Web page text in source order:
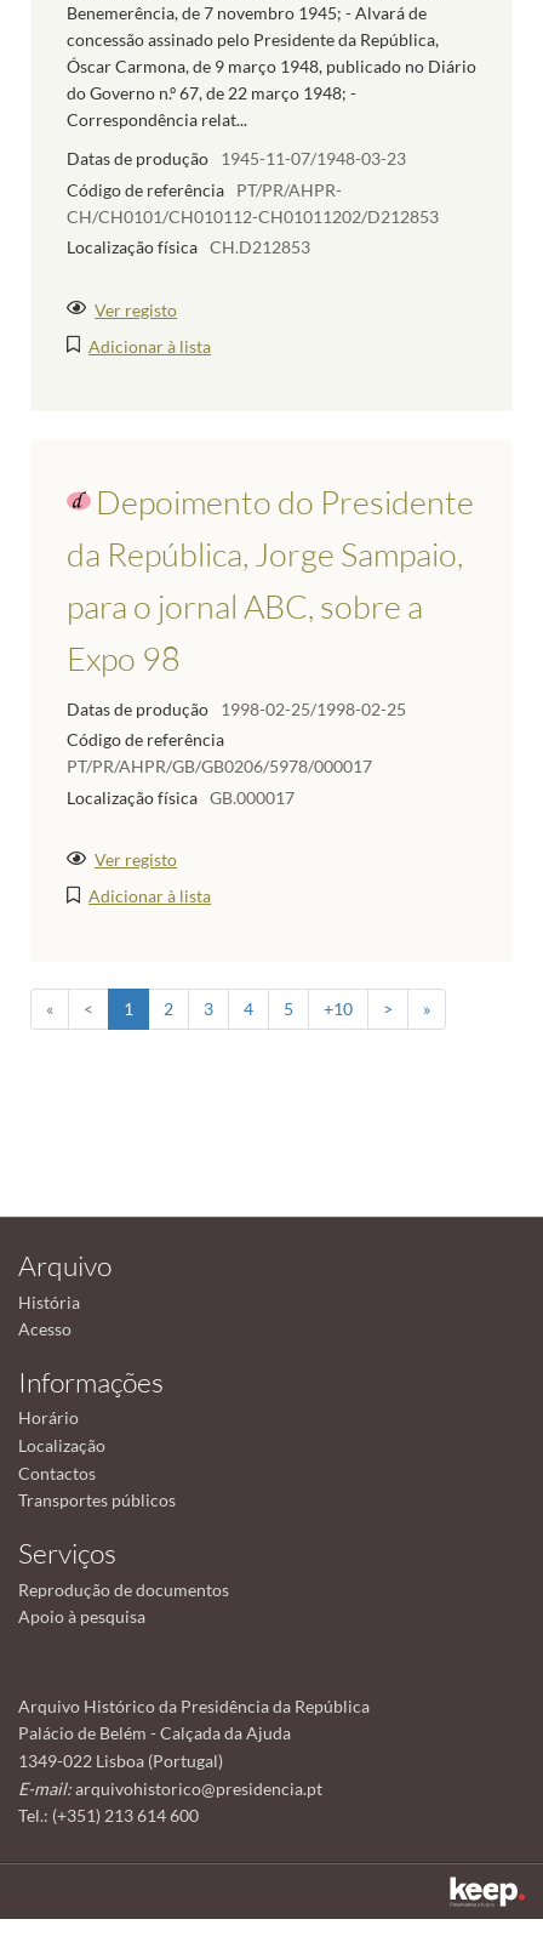
Benemerência, de 7 novembro 1945; - Alvará de
concessão assinado pelo Presidente da República,
Óscar Carmona, de 9 março 1948, publicado no Diário
do Governo n.º 67, de 22 março 1948; -
Correspondência relat...
Datas de produção
1945-11-07/1948-03-23
Código de referência
PT/PR/AHPR-
CH/CH0101/CH010112-CH01011202/D212853
Localização física CH.D212853
Ver registo
Adicionar à lista
Depoimento do Presidente
da República, Jorge Sampaio,
para o jornal ABC, sobre a
Expo 98
Datas de produção
1998-02-25/1998-02-25
Código de referência
PT/PR/AHPR/GB/GB0206/5978/000017
Localização física GB.000017
Ver registo
Adicionar à lista
« < 1 2 3 4 5 +10 > »
Arquivo
História
Acesso
Informações
Horário
Localização
Contactos
Transportes públicos
Serviços
Reprodução de documentos
Apoio à pesquisa
Arquivo Histórico da Presidência da República
Palácio de Belém - Calçada da Ajuda
1349-022 Lisboa (Portugal)
E-mail:arquivohistorico@presidencia.pt
Tel.: (+351) 213 614 600